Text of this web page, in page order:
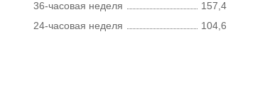
36-часовая неделя
157,4
24-часовая неделя
104,6